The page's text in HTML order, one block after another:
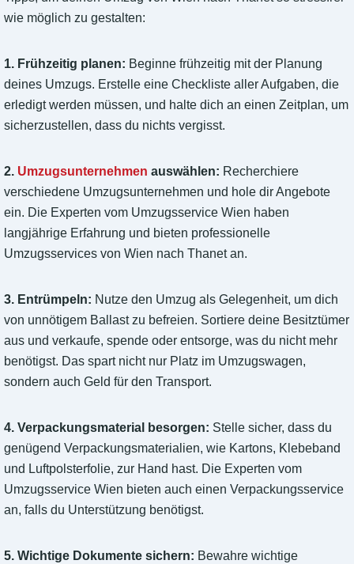
wie möglich zu gestalten:
1. Frühzeitig planen: Beginne frühzeitig mit der Planung
deines Umzugs. Erstelle eine Checkliste aller Aufgaben, die
erledigt werden müssen, und halte dich an einen Zeitplan, um
sicherzustellen, dass du nichts vergisst.
2. Umzugsunternehmen auswählen: Recherchiere
verschiedene Umzugsunternehmen und hole dir Angebote
ein. Die Experten vom Umzugsservice Wien haben
langjährige Erfahrung und bieten professionelle
Umzugsservices von Wien nach Thanet an.
3. Entrümpeln: Nutze den Umzug als Gelegenheit, um dich
von unnötigem Ballast zu befreien. Sortiere deine Besitztümer
aus und verkaufe, spende oder entsorge, was du nicht mehr
benötigst. Das spart nicht nur Platz im Umzugswagen,
sondern auch Geld für den Transport.
4. Verpackungsmaterial besorgen: Stelle sicher, dass du
genügend Verpackungsmaterialien, wie Kartons, Klebeband
und Luftpolsterfolie, zur Hand hast. Die Experten vom
Umzugsservice Wien bieten auch einen Verpackungsservice
an, falls du Unterstützung benötigst.
5. Wichtige Dokumente sichern: Bewahre wichtige